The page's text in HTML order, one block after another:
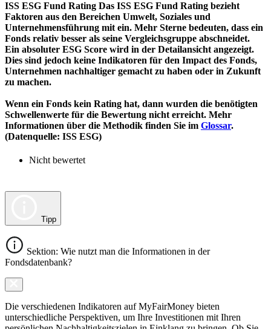
ISS ESG Fund Rating Das ISS ESG Fund Rating bezieht
Faktoren aus den Bereichen Umwelt, Soziales und
Unternehmensführung mit ein. Mehr Sterne bedeuten, dass ein
Fonds relativ besser als seine Vergleichsgruppe abschneidet.
Ein absoluter ESG Score wird in der Detailansicht angezeigt.
Dies sind jedoch keine Indikatoren für den Impact des Fonds,
Unternehmen nachhaltiger gemacht zu haben oder in Zukunft
zu machen.
Wenn ein Fonds kein Rating hat, dann wurden die benötigten
Schwellenwerte für die Bewertung nicht erreicht. Mehr
Informationen über die Methodik finden Sie im Glossar.
(Datenquelle: ISS ESG)
Nicht bewertet
Tipp
Sektion: Wie nutzt man die Informationen in der
Fondsdatenbank?
Die verschiedenen Indikatoren auf MyFairMoney bieten
unterschiedliche Perspektiven, um Ihre Investitionen mit Ihren